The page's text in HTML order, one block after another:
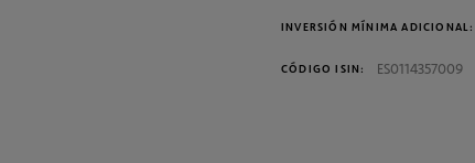
INVERSIÓN MÍNIMA ADICIONAL:
CÓDIGO ISIN: ES0114357009